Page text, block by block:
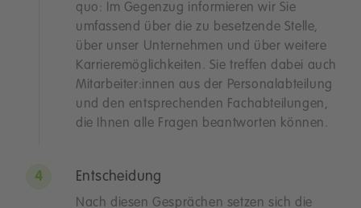
quo: Im Gegenzug informieren wir Sie
umfassend über die zu besetzende Stelle,
über unser Unternehmen und über weitere
Karrieremöglichkeiten. Sie treffen dabei auch
Mitarbeiter:innen aus der Personalabteilung
und den entsprechenden Fachabteilungen,
die Ihnen alle Fragen beantworten können.
Entscheidung
Nach diesen Gesprächen setzen sich die